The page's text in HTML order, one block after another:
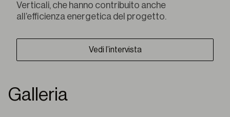
Verticali, che hanno contribuito anche
all’efficienza energetica del progetto.
Vedi l’intervista
Galleria